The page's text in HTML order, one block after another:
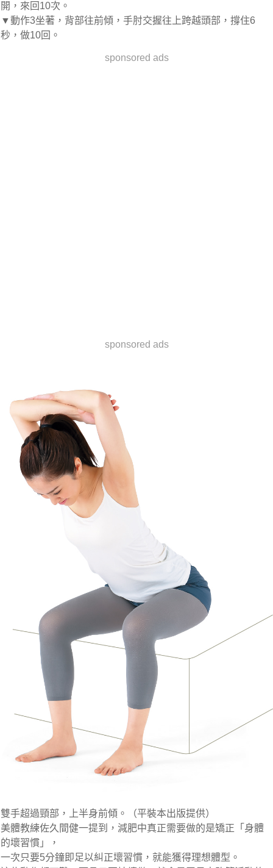
開，來回10次。
▼動作3坐著，背部往前傾，手肘交握往上跨越頭部，撐住6
秒，做10回。
sponsored ads
sponsored ads
雙手超過頸部，上半身前傾。（平裝本出版提供）
美體教練佐久間健一提到，減肥中真正需要做的是矯正「身體
的壞習慣」，
一次只要5分鐘即足以糾正壞習慣，就能獲得理想體型。